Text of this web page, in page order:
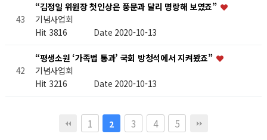
43
“김정일 위원장 첫인상은 풍문과 달리 명랑해 보였죠”
기념사업회
Hit 3816 Date 2020-10-13
42
“평생소원 ‘가족법 통과’ 국회 방청석에서 지켜봤죠”
기념사업회
Hit 3216 Date 2020-10-13
1 2 3 4 5